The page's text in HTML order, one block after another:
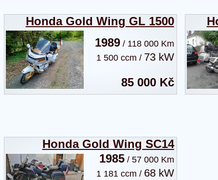
Honda Gold Wing GL 1500
1989/ 118 000 Km
1 500 ccm / 73 kW
85 000 Kč
Honda Gold Wing SC14
1985/ 57 000 Km
1 181 ccm / 68 kW